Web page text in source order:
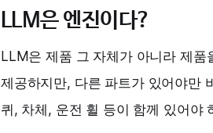
LLM은 엔진이다?
LLM은 제품 그 자체가 아니라 제품
제공하지만, 다른 파트가 있어야만
퀴, 차체, 운전 휠 등이 함께 있어야